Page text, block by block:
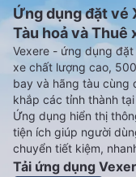
Ứng dụng đặt vé
Tàu hoả và Thuê
Vexere - ứng dụng
xe chất lượng cao,
bay và hãng tàu cùng
khắp các tỉnh thành
Ứng dụng hiển thị
tiện ích giúp người
chuyển tiết kiệm,
Tải ứng dụng